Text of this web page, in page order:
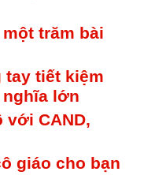
trăm bài
tiết kiệm
nghĩa lớn
với CAND,
giáo cho bạn